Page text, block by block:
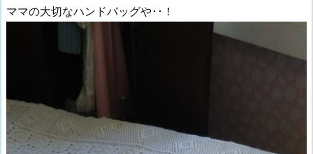
ママの大切なハンドバッグや･･！